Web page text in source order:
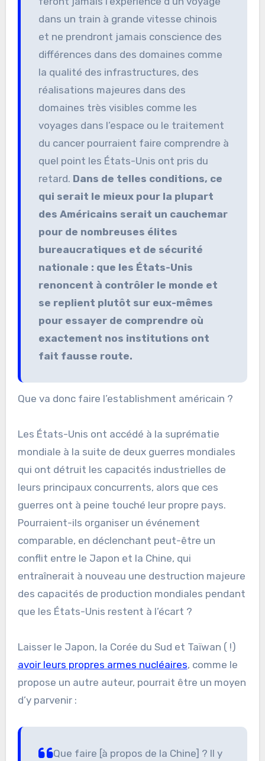
dans un train à grande vitesse chinois
et ne prendront jamais conscience des
différences dans des domaines comme
la qualité des infrastructures, des
réalisations majeures dans des
domaines très visibles comme les
voyages dans l’espace ou le traitement
du cancer pourraient faire comprendre à
quel point les États-Unis ont pris du
retard. Dans de telles conditions, ce
qui serait le mieux pour la plupart
des Américains serait un cauchemar
pour de nombreuses élites
bureaucratiques et de sécurité
nationale : que les États-Unis
renoncent à contrôler le monde et
se replient plutôt sur eux-mêmes
pour essayer de comprendre où
exactement nos institutions ont
fait fausse route.
Que va donc faire l’establishment américain ?
Les États-Unis ont accédé à la suprématie
mondiale à la suite de deux guerres mondiales
qui ont détruit les capacités industrielles de
leurs principaux concurrents, alors que ces
guerres ont à peine touché leur propre pays.
Pourraient-ils organiser un événement
comparable, en déclenchant peut-être un
conflit entre le Japon et la Chine, qui
entraînerait à nouveau une destruction majeure
des capacités de production mondiales pendant
que les États-Unis restent à l’écart ?
Laisser le Japon, la Corée du Sud et Taïwan ( !)
avoir leurs propres armes nucléaires, comme le
propose un autre auteur, pourrait être un moyen
d’y parvenir :
Que faire [à propos de la Chine] ? Il y